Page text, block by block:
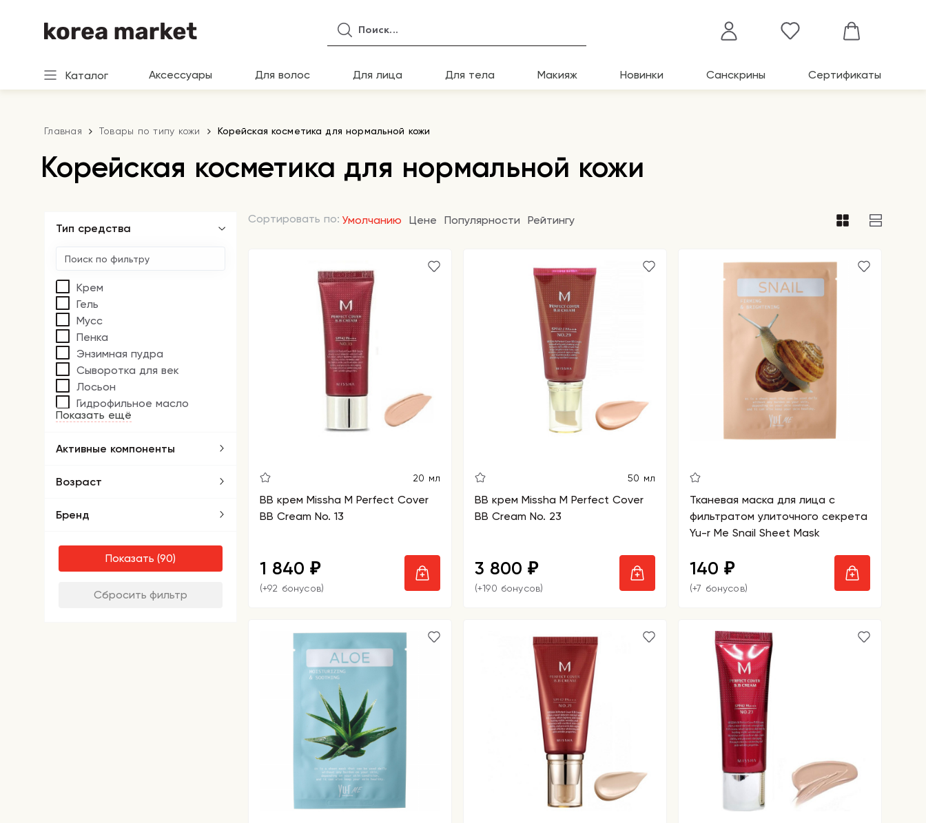
Каталог Аксессуары Для волос Для лица Для тела Макияж Новинки Санскрины Сертификаты
Главная Товары по типу кожи Корейская косметика для нормальной кожи
Корейская косметика для нормальной кожи
Сортировать по: Умолчанию Цене Популярности Рейтингу
20 мл
BB крем Missha M Perfect Cover
BB Cream No. 13
1 840 ₽
(+92 бонусов)
50 мл
BB крем Missha M Perfect Cover
BB Cream No. 23
3 800 ₽
(+190 бонусов)
Тканевая маска для лица с
фильтратом улиточного секрета
Yu-r Me Snail Sheet Mask
140 ₽
(+7 бонусов)
Тип средства
Крем
Гель
Мусс
Пенка
Энзимная пудра
Сыворотка для век
Лосьон
Гидрофильное масло
Показать ещё
Активные компоненты
Возраст
Бренд
Показать
Сбросить фильтр